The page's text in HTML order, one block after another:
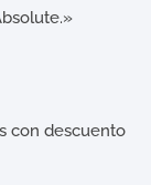
con descuento